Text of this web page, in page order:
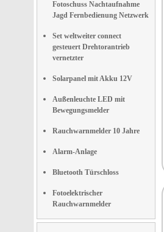
Fotoschuss Nachtaufnahme
Jagd Fernbedienung Netzwerk
Set weltweiter connect
gesteuert Drehtorantrieb
vernetzter
Solarpanel mit Akku 12V
Außenleuchte LED mit
Bewegungsmelder
Rauchwarnmelder 10 Jahre
Alarm-Anlage
Bluetooth Türschloss
Fotoelektrischer
Rauchwarnmelder